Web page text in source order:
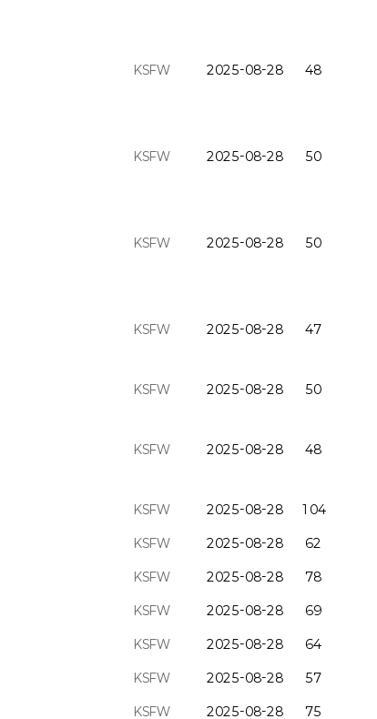
KSFW 2025-08-28 48
KSFW 2025-08-28 50
KSFW 2025-08-28 50
KSFW 2025-08-28 47
KSFW 2025-08-28 50
KSFW 2025-08-28 48
KSFW 2025-08-28 104
KSFW 2025-08-28 62
KSFW 2025-08-28 78
KSFW 2025-08-28 69
KSFW 2025-08-28 64
KSFW 2025-08-28 57
KSFW 2025-08-28 75